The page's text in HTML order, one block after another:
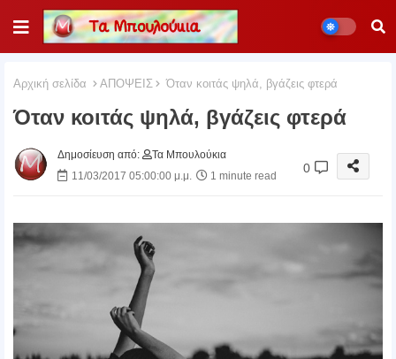
Αρχική σελίδα ΑΠΟΨΕΙΣ Όταν κοιτάς ψηλά, βγάζεις φτερά
Όταν κοιτάς ψηλά, βγάζεις φτερά
Δημοσίευση από:
Τα Μπουλούκια
11/03/2017 05:00:00 μ.μ.
1 minute read
0